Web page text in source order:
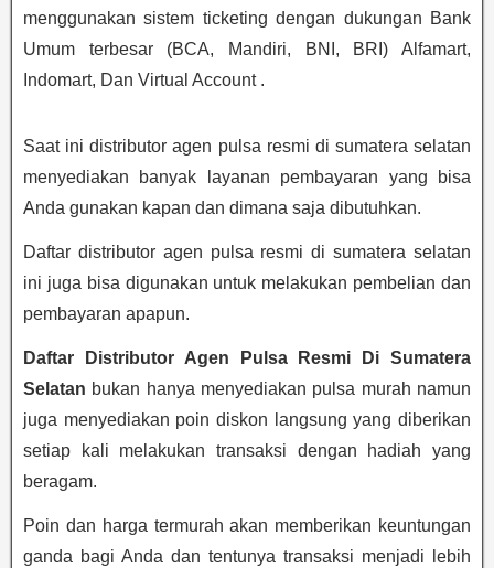
menggunakan sistem ticketing dengan dukungan Bank
Umum terbesar (BCA, Mandiri, BNI, BRI) Alfamart,
Indomart, Dan Virtual Account .
Saat ini distributor agen pulsa resmi di sumatera selatan
menyediakan banyak layanan pembayaran yang bisa
Anda gunakan kapan dan dimana saja dibutuhkan.
Daftar distributor agen pulsa resmi di sumatera selatan
ini juga bisa digunakan untuk melakukan pembelian dan
pembayaran apapun.
Daftar Distributor Agen Pulsa Resmi Di Sumatera
Selatan bukan hanya menyediakan pulsa murah namun
juga menyediakan poin diskon langsung yang diberikan
setiap kali melakukan transaksi dengan hadiah yang
beragam.
Poin dan harga termurah akan memberikan keuntungan
ganda bagi Anda dan tentunya transaksi menjadi lebih